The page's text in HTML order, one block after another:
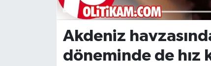
Akdeniz
döneminde de hız